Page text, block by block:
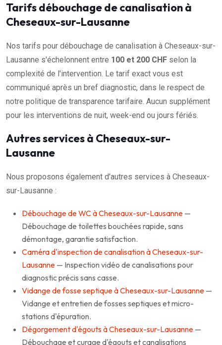
Tarifs débouchage de canalisation à
Cheseaux-sur-Lausanne
Nos tarifs pour débouchage de canalisation à Cheseaux-sur-
Lausanne s'échelonnent entre 100 et 200 CHF selon la
complexité de l'intervention. Le tarif exact vous est
communiqué après un bref diagnostic, dans le respect de
notre politique de transparence tarifaire. Aucun supplément
pour les interventions de nuit, week-end ou jours fériés.
Autres services à Cheseaux-sur-
Lausanne
Nous proposons également d'autres services à Cheseaux-
sur-Lausanne :
Débouchage de WC à Cheseaux-sur-Lausanne —
Débouchage de toilettes bouchées rapide, sans
démontage, garantie satisfaction.
Caméra d'inspection de canalisation à Cheseaux-sur-
Lausanne — Inspection vidéo de canalisations pour
diagnostic précis sans casse.
Vidange de fosse septique à Cheseaux-sur-Lausanne —
Vidange et entretien de fosses septiques et micro-
stations d'épuration.
Dégorgement d'égouts à Cheseaux-sur-Lausanne —
Débouchage et curage d'égouts et canalisations